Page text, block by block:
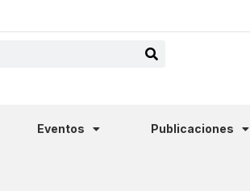
Eventos Publicaciones